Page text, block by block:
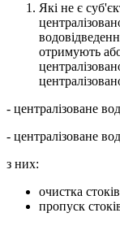
Які не є
отримують
- централізоване
- централізоване
з них:
очистка
пропуск